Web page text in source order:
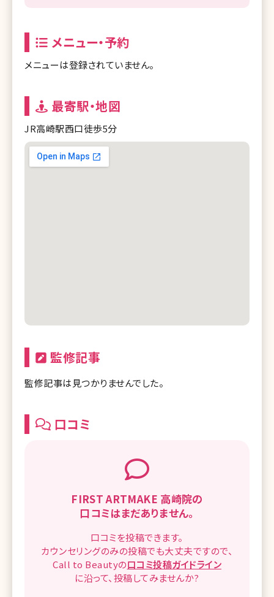
メニュー・予約
メニューは登録されていません。
最寄駅・地図
JR⾼崎駅⻄⼝徒歩5分
監修記事
監修記事は見つかりませんでした。
口コミ
FIRST ARTMAKE ⾼崎院の
口コミはまだありません。
口コミを投稿できます。
カウンセリングのみの投稿でも大丈夫ですので、
Call to Beautyの口コミ投稿ガイドライン
に沿って、 投稿してみませんか?